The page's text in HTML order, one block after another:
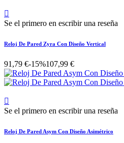

Se el primero en escribir una reseña
Reloj De Pared Zyra Con Diseño Vertical
91,79 €-15%107,99 €

Se el primero en escribir una reseña
Reloj De Pared Asym Con Diseño Asimétrico